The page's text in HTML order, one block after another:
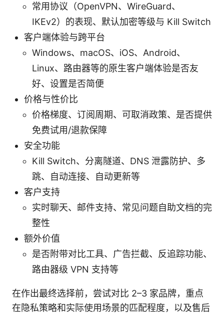
常用协议（OpenVPN、WireGuard、
IKEv2）的表现、默认加密等级与 Kill Switch
客户端体验与跨平台
Windows、macOS、iOS、Android、
Linux、路由器等的原生客户端体验是否友
好、设置是否简便
价格与性价比
价格梯度、订阅周期、可取消政策、是否提供
免费试用/退款保障
安全功能
Kill Switch、分离隧道、DNS 泄露防护、多
跳、自动连接、自动更新等
客户支持
实时聊天、邮件支持、常见问题自助文档的完
整性
额外价值
是否附带对比工具、广告拦截、反追踪功能、
路由器级 VPN 支持等
在作出最终选择前，尝试对比 2–3 家品牌，重点
在隐私策略和实际使用场景的匹配程度，以及售后